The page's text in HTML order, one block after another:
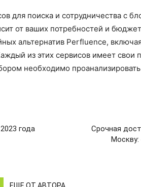
для поиска и сотрудничества с
от ваших потребностей и
альтернатив Perfluence,
из этих сервисов имеет свои
необходимо
года
Срочная
Москву: